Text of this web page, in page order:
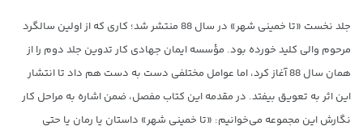
جلد نخست «تا خمینی شهر» در سال 88 منتشر شد؛ کاری که از اولین سالگرد
مرحوم والی کلید خورده بود. مؤسسه ایمان جهادی کار تدوین جلد دوم را از
همان سال 88 آغاز کرد، اما عوامل مختلفی دست به دست هم داد تا انتشار
این اثر به تعویق بیفتد. در مقدمه این کتاب مفصل، ضمن اشاره به مراحل کار
نگارش این مجموعه می‌خوانیم: «تا خمینی شهر» داستان یا رمان یا حتی